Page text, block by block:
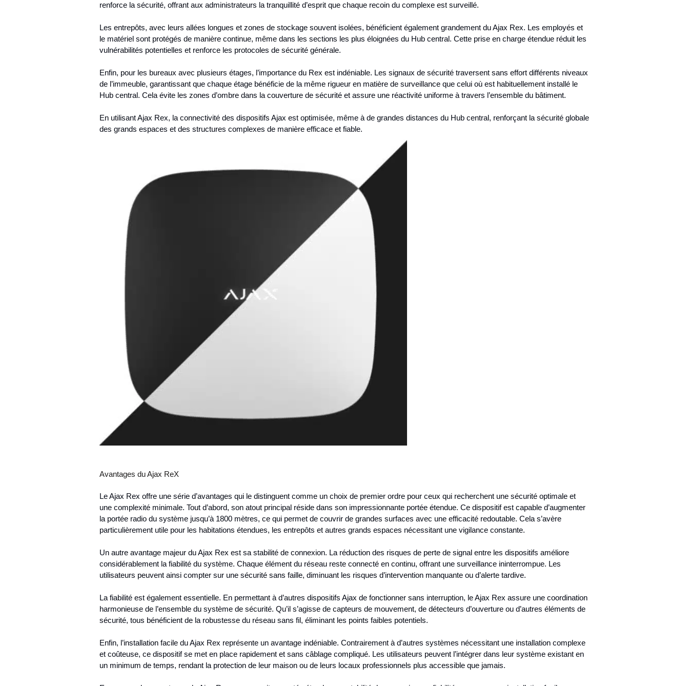
renforce la sécurité, offrant aux administrateurs la tranquillité d’esprit que chaque recoin du complexe est surveillé.
Les entrepôts, avec leurs allées longues et zones de stockage souvent isolées, bénéficient également grandement du Ajax Rex. Les employés et
le matériel sont protégés de manière continue, même dans les sections les plus éloignées du Hub central. Cette prise en charge étendue réduit les
vulnérabilités potentielles et renforce les protocoles de sécurité générale.
Enfin, pour les bureaux avec plusieurs étages, l’importance du Rex est indéniable. Les signaux de sécurité traversent sans effort différents niveaux
de l’immeuble, garantissant que chaque étage bénéficie de la même rigueur en matière de surveillance que celui où est habituellement installé le
Hub central. Cela évite les zones d’ombre dans la couverture de sécurité et assure une réactivité uniforme à travers l’ensemble du bâtiment.
En utilisant Ajax Rex, la connectivité des dispositifs Ajax est optimisée, même à de grandes distances du Hub central, renforçant la sécurité globale
des grands espaces et des structures complexes de manière efficace et fiable.
Avantages du Ajax ReX
Le Ajax Rex offre une série d’avantages qui le distinguent comme un choix de premier ordre pour ceux qui recherchent une sécurité optimale et
une complexité minimale. Tout d’abord, son atout principal réside dans son impressionnante portée étendue. Ce dispositif est capable d’augmenter
la portée radio du système jusqu’à 1800 mètres, ce qui permet de couvrir de grandes surfaces avec une efficacité redoutable. Cela s’avère
particulièrement utile pour les habitations étendues, les entrepôts et autres grands espaces nécessitant une vigilance constante.
Un autre avantage majeur du Ajax Rex est sa stabilité de connexion. La réduction des risques de perte de signal entre les dispositifs améliore
considérablement la fiabilité du système. Chaque élément du réseau reste connecté en continu, offrant une surveillance ininterrompue. Les
utilisateurs peuvent ainsi compter sur une sécurité sans faille, diminuant les risques d’intervention manquante ou d’alerte tardive.
La fiabilité est également essentielle. En permettant à d’autres dispositifs Ajax de fonctionner sans interruption, le Ajax Rex assure une coordination
harmonieuse de l’ensemble du système de sécurité. Qu’il s’agisse de capteurs de mouvement, de détecteurs d’ouverture ou d’autres éléments de
sécurité, tous bénéficient de la robustesse du réseau sans fil, éliminant les points faibles potentiels.
Enfin, l’installation facile du Ajax Rex représente un avantage indéniable. Contrairement à d’autres systèmes nécessitant une installation complexe
et coûteuse, ce dispositif se met en place rapidement et sans câblage compliqué. Les utilisateurs peuvent l’intégrer dans leur système existant en
un minimum de temps, rendant la protection de leur maison ou de leurs locaux professionnels plus accessible que jamais.